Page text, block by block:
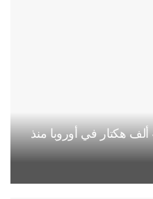
حرائق الغابات تلتهم نحو 435 ألف هكتار في أوروبا منذ